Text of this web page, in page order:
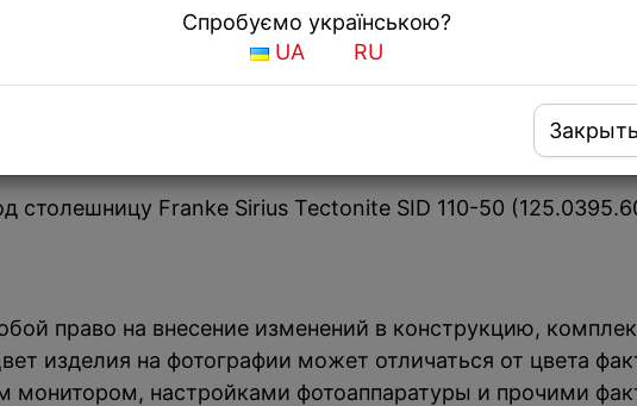
Спробуємо українською?
UA
RU
Закрыть
столешницу Franke Sirius Tectonite SID 110-50
право на внесение изменений в конструкцию,
изделия на фотографии может отличаться от цвета
монитором, настройками фотоаппаратуры и прочими